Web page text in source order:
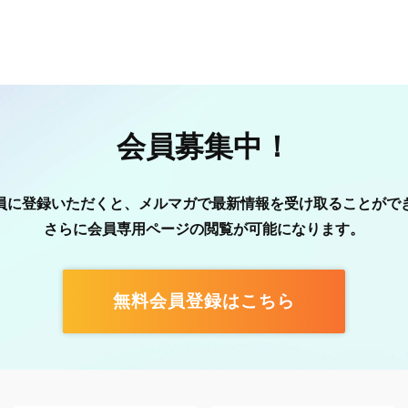
会員募集中！
に登録いただくと、メルマガで最新情報を受け取ることがで
さらに会員専用ページの閲覧が可能になります。
無料会員登録はこちら